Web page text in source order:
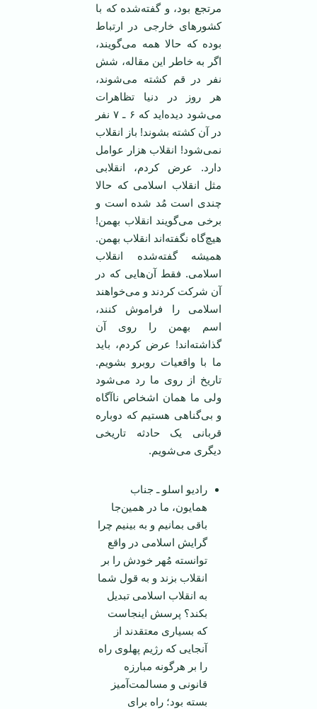
مرتجع بود، و گفته‌شده که با
کشورهای خارجی در ارتباط
بوده که حالا همه می‌گویند،
اگر به خاطر این مقاله، شش
نفر در قم کشته می‌شوند،
هر روز در دنیا تظاهرات
می‌شود دیده‌اید که ۶ ـ ۷ نفر
در آن کشته بشوند! باز انقلاب
نمی‌شود! انقلاب هزار عوامل
دارد. عرض کردم، انقلابی
مثل انقلاب اسلامی که حالا
چندی است مُد شده است و
برخی می‌گویند انقلاب بهمن!
هیچ‌گاه نگفته‌اند انقلاب بهمن.
همیشه گفته‌شده انقلاب
اسلامی. فقط آن‌هایی که در
آن شرکت کردند و می‌خواهند
اسلامی را فراموش کنند،
اسم بهمن را روی آن
گذاشته‌اند! عرض کردم، باید
ما با واقعیات روبرو بشویم.
تاریخ از روی ما رد می‌شود
ولی ما‌‌ همان اشخاص ناآگاه
و بی‌گناهی هستیم که دوباره
قربانی یک حادثه تاریخی
دیگری می‌شویم.
رادیو اسلو ـ جناب
همایون، ما در همین‌جا
باقی بمانیم و به بینیم چرا
گرایش اسلامی در واقع
توانسته مُهر خودش را بر
انقلاب بزند و به قول شما
به انقلاب اسلامی تبدیل
بکند؟ پرسش اینجاست
که بسیاری معتقدند از
آنجایی که رژیم پهلوی راه
را بر هرگونه مبارزه
قانونی و مسالمت‌آمیز
بسته بود؛ راه برای